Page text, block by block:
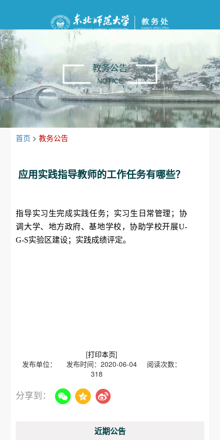
教务公告
NOTICE
首页 > 教务公告
应用实践指导教师的工作任务有哪些？
指导实习生完成实践任务；实习生日常管理；协
调大学、地方政府、基地学校，协助学校开展U-
G-S实验区建设；实践成绩评定。
[打印本页]
发布单位： 发布时间：2020-06-04 阅读次数：
318
分享到：
近期公告